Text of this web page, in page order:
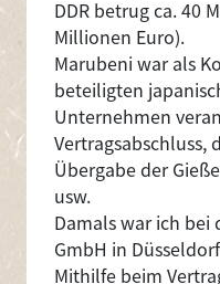
DDR betrug ca. 40
Millionen Euro).
Marubeni war als
beteiligten
Unternehmen
Vertragsabschluss,
Übergabe der
usw.
Damals war ich bei
GmbH in
Mithilfe beim